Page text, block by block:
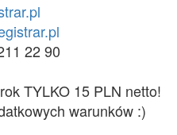
22 90
TYLKO 15 PLN netto!
warunków :)